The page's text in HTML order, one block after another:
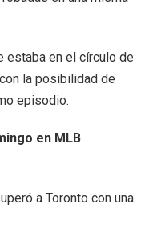
estaba en el círculo de
la posibilidad de
episodio.
en MLB
a Toronto con una